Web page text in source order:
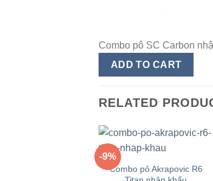
Combo pô SC Carbon
ADD TO CART
RELATED
-9%
Yêu
+
Combo pô Akrapovic R6